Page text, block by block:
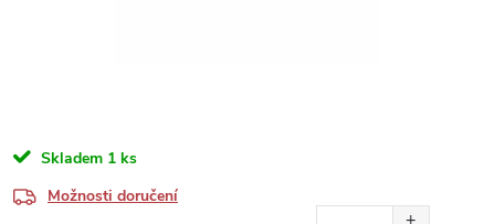
Skladem 1 ks
Možnosti doručení